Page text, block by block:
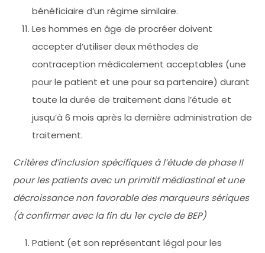
bénéficiaire d’un régime similaire.
Les hommes en âge de procréer doivent
accepter d’utiliser deux méthodes de
contraception médicalement acceptables (une
pour le patient et une pour sa partenaire) durant
toute la durée de traitement dans l’étude et
jusqu’à 6 mois après la dernière administration de
traitement.
Critères d’inclusion spécifiques à l’étude de phase II
pour les patients avec un primitif médiastinal et une
décroissance non favorable des marqueurs sériques
(à confirmer avec la fin du 1er cycle de BEP)
Patient (et son représentant légal pour les